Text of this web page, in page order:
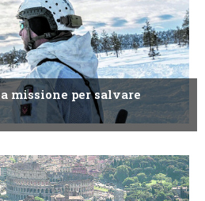
missione per salvare